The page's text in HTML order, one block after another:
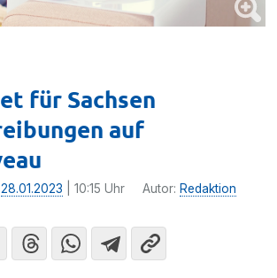
für Sachsen
auf
28.01.2023 | 10:15 Uhr Autor: Redaktion